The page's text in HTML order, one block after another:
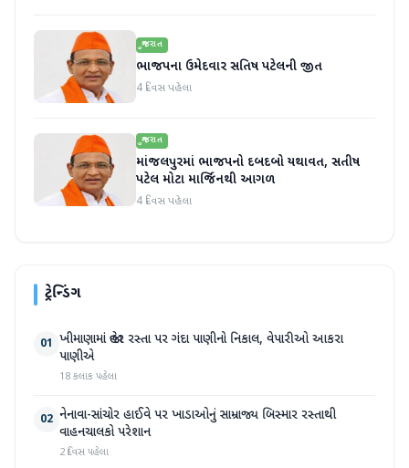
ગુજરાત
ભાજપના ઉમેદવાર સતિષ પટેલની જીત
4 દિવસ પહેલા
ગુજરાત
માંજલપુરમાં ભાજપનો દબદબો યથાવત, સતીષ
પટેલ મોટા માર્જિનથી આગળ
4 દિવસ પહેલા
ટ્રેન્ડિંગ
01 ખીમાણામાં જાહેર રસ્તા પર ગંદા પાણીનો નિકાલ, વેપારીઓ આકરા
પાણીએ
18 કલાક પહેલા
02 નેનાવા-સાંચોર હાઈવે પર ખાડાઓનું સામ્રાજ્ય બિસ્માર રસ્તાથી
વાહનચાલકો પરેશાન
2 દિવસ પહેલા